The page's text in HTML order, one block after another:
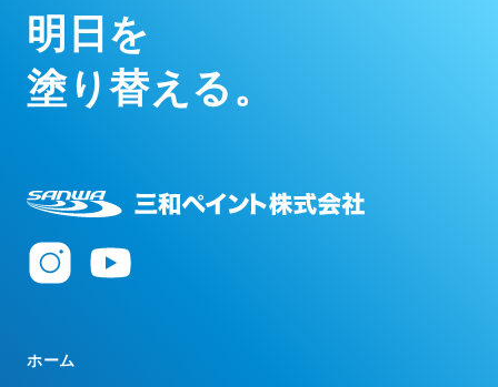
明 日 を
塗り替え る。
ホーム